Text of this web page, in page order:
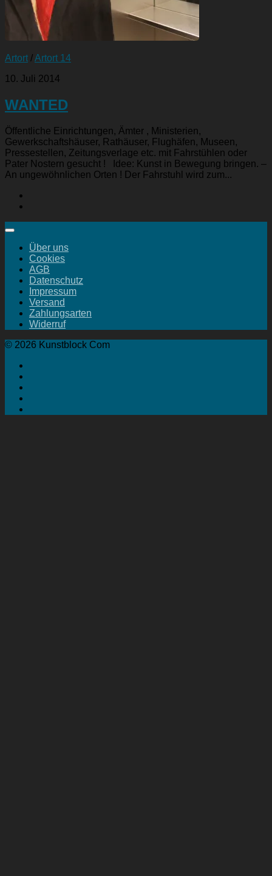
Artort /Artort 14
10. Juli 2014
WANTED
Öffentliche Einrichtungen, Ämter , Ministerien,
Gewerkschaftshäuser, Rathäuser, Flughäfen, Museen,
Pressestellen, Zeitungsverlage etc. mit Fahrstühlen oder
Pater Nostern gesucht ! Idee: Kunst in Bewegung bringen. –
An ungewöhnlichen Orten ! Der Fahrstuhl wird zum...
Über uns
Cookies
AGB
Datenschutz
Impressum
Versand
Zahlungsarten
Widerruf
© 2026 Kunstblock Com